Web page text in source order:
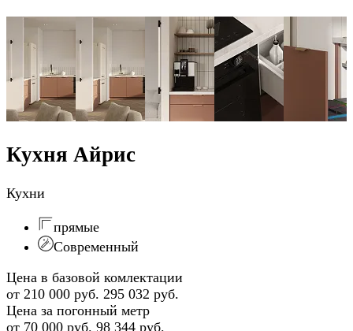
Кухня Айрис
Кухни
прямые
Современный
Цена в базовой комлектации
от 210 000 руб. 295 032 руб.
Цена за погонный метр
от 70 000 руб. 98 344 руб.